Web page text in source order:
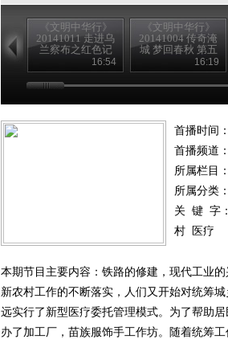
《文明中华行》
20141011 走进乌
兰察布之红色记
16:54
《文明中华行》
20141004 传奇淹
城 梦回春秋 第五
集 穿越时空的爱
16:19
首播时间
首播频道：
所属栏目：
所属分类
关 键 字：
村
医疗
本期节目主要内容：铁路的修建，现代工业
新农村工作的不断落实，人们又开始对统筹
远实行了新型医疗委托管理模式。为了帮助
办了加工厂，苗族服饰手工作坊。随着统筹